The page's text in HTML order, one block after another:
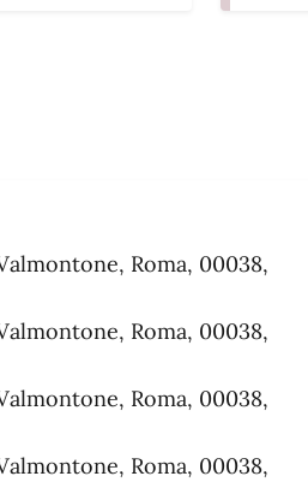
Roma, 00038,
Roma, 00038,
Roma, 00038,
Roma, 00038,